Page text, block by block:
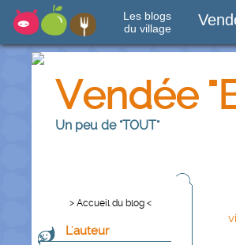
Les blogs
du village
Vendée
Un peu de "TOUT"
> Accueil du blog <
L'auteur